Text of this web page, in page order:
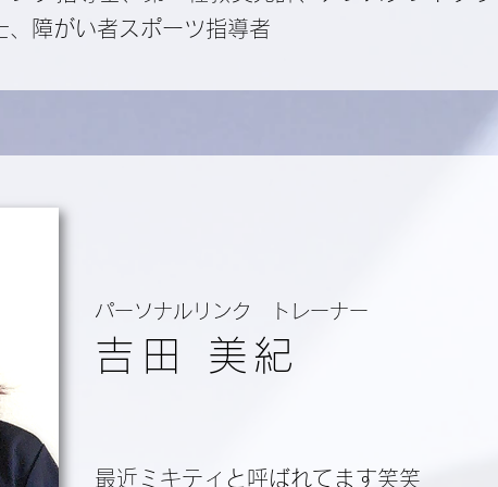
、障がい者スポーツ指導者
パーソナルリンク トレーナー
吉田 美紀
最近ミキティと呼ばれてます笑笑